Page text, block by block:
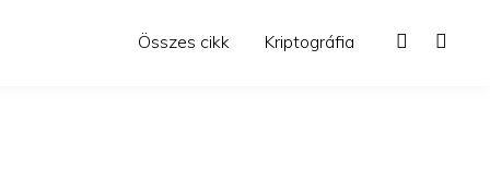
Összes cikk Kriptográfia